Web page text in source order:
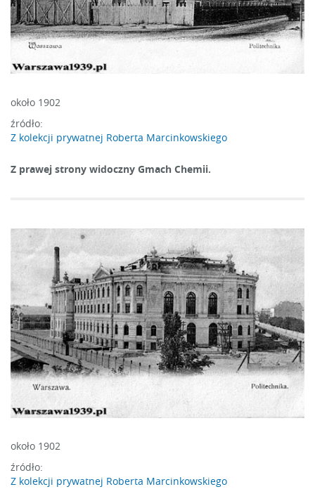
około 1902
źródło:
Z kolekcji prywatnej Roberta Marcinkowskiego
Z prawej strony widoczny Gmach Chemii.
około 1902
źródło:
Z kolekcji prywatnej Roberta Marcinkowskiego